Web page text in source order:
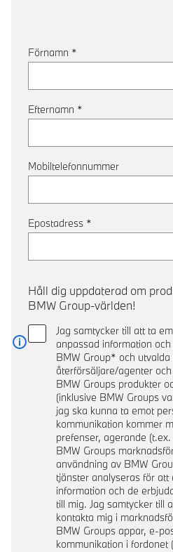
Förnamn *
Efternamn *
Mobiltelefonnummer
Epostadress *
Håll dig uppdaterad om
BMW Group-världen!
Jag samtycker till att ta
anpassad information
BMW Group* och
återförsäljare/agenter
BMW Groups produkter
(inklusive BMW Groups
jag ska kunna ta emot
kommunikation kommer
prefenser, agerande
BMW Groups
användning av BMW
tjänster analyseras för att
information och de
till mig. Jag samtycker till
kontakta mig i
BMW Groups appar, e-
kommunikation i fordonet
Läs mer